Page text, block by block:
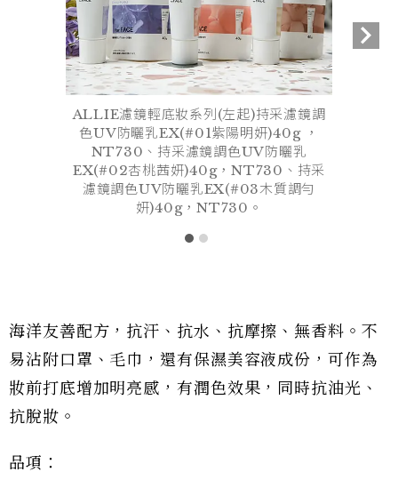
ALLIE濾鏡輕底妝系列(左起)持采濾鏡調
色UV防曬乳EX(#01紫陽明妍)40g ，
NT730、持采濾鏡調色UV防曬乳
EX(#02杏桃茜妍)40g，NT730、持采
濾鏡調色UV防曬乳EX(#03木質調勻
妍)40g，NT730。
海洋友善配方，抗汗、抗水、抗摩擦、無香料。不
易沾附口罩、毛巾，還有保濕美容液成份，可作為
妝前打底增加明亮感，有潤色效果，同時抗油光、
抗脫妝。
品項：